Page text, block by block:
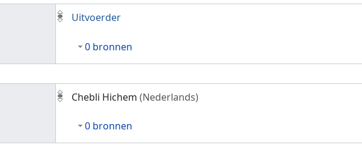
Uitvoerder
0 bronnen
Chebli Hichem (Nederlands)
0 bronnen